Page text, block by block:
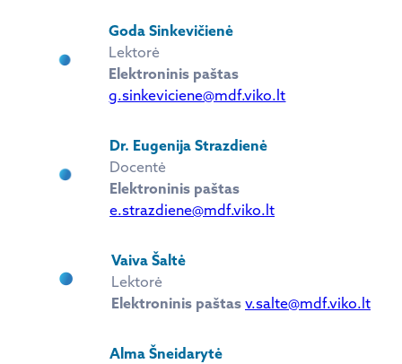
Goda Sinkevičienė
Lektorė
Elektroninis paštas
g.sinkeviciene@mdf.viko.lt
Dr. Eugenija Strazdienė
Docentė
Elektroninis paštas
e.strazdiene@mdf.viko.lt
Vaiva Šaltė
Lektorė
Elektroninis paštas v.salte@mdf.viko.lt
Alma Šneidarytė